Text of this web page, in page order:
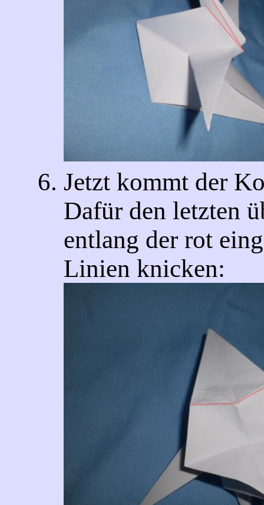
Jetzt kommt der
Dafür den letzten
entlang der rot
Linien knicken: